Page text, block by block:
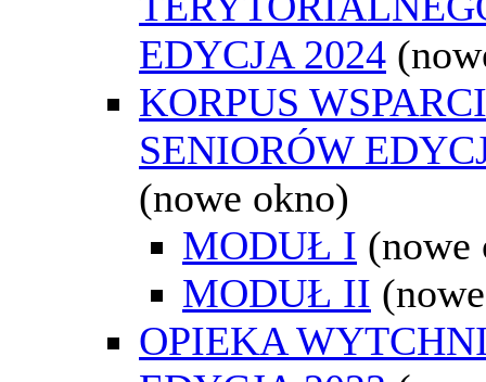
EDYCJA 2024
KORPUS
SENIORÓW
(nowe okno)
MODUŁ I (nowe
MODUŁ II
OPIEKA